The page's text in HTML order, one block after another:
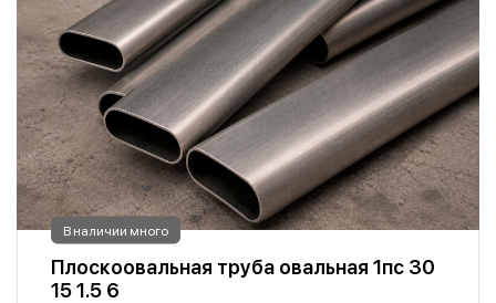
В наличии много
Плоскоовальная труба овальная 1пс 30
15 1.5 6